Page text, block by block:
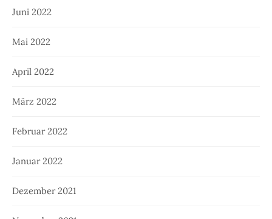
Juni 2022
Mai 2022
April 2022
März 2022
Februar 2022
Januar 2022
Dezember 2021